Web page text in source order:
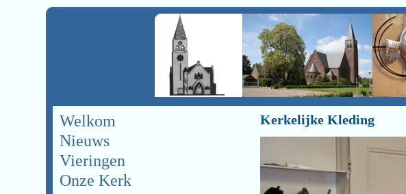
Welkom
Nieuws
Vieringen
Onze Kerk
Kerkelijke Kleding